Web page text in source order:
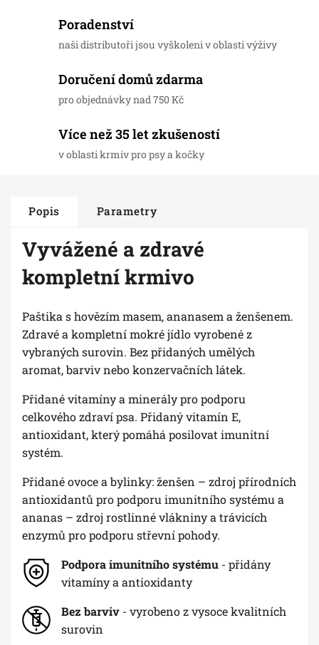
Poradenství
naši distributoři jsou vyškoleni v oblasti výživy
Doručení domů zdarma
pro objednávky nad 750 Kč
Více než 35 let zkušeností
v oblasti krmiv pro psy a kočky
Popis Parametry
Vyvážené a zdravé
kompletní krmivo
Paštika s hovězím masem, ananasem a ženšenem.
Zdravé a kompletní mokré jídlo vyrobené z
vybraných surovin. Bez přidaných umělých
aromat, barviv nebo konzervačních látek.
Přidané vitamíny a minerály pro podporu
celkového zdraví psa. Přidaný vitamín E,
antioxidant, který pomáhá posilovat imunitní
systém.
Přidané ovoce a bylinky: ženšen – zdroj přírodních
antioxidantů pro podporu imunitního systému a
ananas – zdroj rostlinné vlákniny a trávicích
enzymů pro podporu střevní pohody.
Podpora imunitního systému - přidány
vitamíny a antioxidanty
Bez barviv - vyrobeno z vysoce kvalitních
surovin